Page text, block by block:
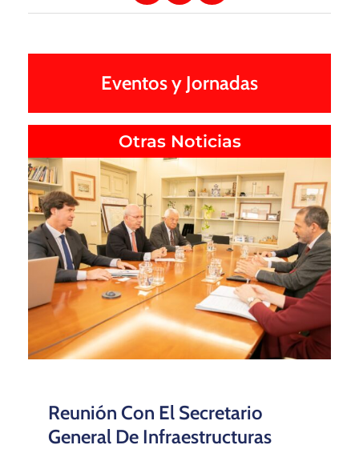
Eventos y Jornadas
Otras Noticias
Reunión Con El Secretario
General De Infraestructuras